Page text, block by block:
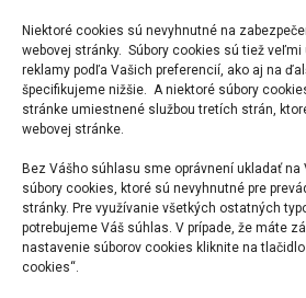
Niektoré cookies sú nevyhnutné na
webovej stránky. Súbory cookies sú tiež veľmi
reklamy podľa Vašich preferencií, ako aj na
špecifikujeme nižšie. A niektoré súbory
stránke umiestnené službou tretích strán,
webovej stránke.
Bez Vášho súhlasu sme oprávnení ukladať
súbory cookies, ktoré sú nevyhnutné pre
stránky. Pre využívanie všetkých ostatných
potrebujeme Váš súhlas. V prípade, že máte
nastavenie súborov cookies kliknite na tlačidlo
cookies“.
CAD Lexikon
Portál informácií o aplikáciách na
Cookies
Informácie o používaní súborov